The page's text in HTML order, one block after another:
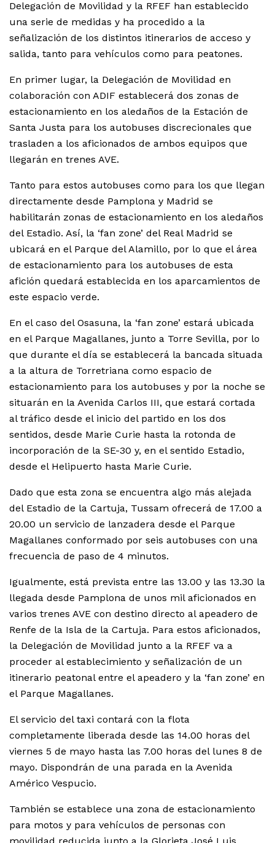
Delegación de Movilidad y la RFEF han establecido
una serie de medidas y ha procedido a la
señalización de los distintos itinerarios de acceso y
salida, tanto para vehículos como para peatones.
En primer lugar, la Delegación de Movilidad en
colaboración con ADIF establecerá dos zonas de
estacionamiento en los aledaños de la Estación de
Santa Justa para los autobuses discrecionales que
trasladen a los aficionados de ambos equipos que
llegarán en trenes AVE.
Tanto para estos autobuses como para los que llegan
directamente desde Pamplona y Madrid se
habilitarán zonas de estacionamiento en los aledaños
del Estadio. Así, la ‘fan zone’ del Real Madrid se
ubicará en el Parque del Alamillo, por lo que el área
de estacionamiento para los autobuses de esta
afición quedará establecida en los aparcamientos de
este espacio verde.
En el caso del Osasuna, la ‘fan zone’ estará ubicada
en el Parque Magallanes, junto a Torre Sevilla, por lo
que durante el día se establecerá la bancada situada
a la altura de Torretriana como espacio de
estacionamiento para los autobuses y por la noche se
situarán en la Avenida Carlos III, que estará cortada
al tráfico desde el inicio del partido en los dos
sentidos, desde Marie Curie hasta la rotonda de
incorporación de la SE-30 y, en el sentido Estadio,
desde el Helipuerto hasta Marie Curie.
Dado que esta zona se encuentra algo más alejada
del Estadio de la Cartuja, Tussam ofrecerá de 17.00 a
20.00 un servicio de lanzadera desde el Parque
Magallanes conformado por seis autobuses con una
frecuencia de paso de 4 minutos.
Igualmente, está prevista entre las 13.00 y las 13.30 la
llegada desde Pamplona de unos mil aficionados en
varios trenes AVE con destino directo al apeadero de
Renfe de la Isla de la Cartuja. Para estos aficionados,
la Delegación de Movilidad junto a la RFEF va a
proceder al establecimiento y señalización de un
itinerario peatonal entre el apeadero y la ‘fan zone’ en
el Parque Magallanes.
El servicio del taxi contará con la flota
completamente liberada desde las 14.00 horas del
viernes 5 de mayo hasta las 7.00 horas del lunes 8 de
mayo. Dispondrán de una parada en la Avenida
Américo Vespucio.
También se establece una zona de estacionamiento
para motos y para vehículos de personas con